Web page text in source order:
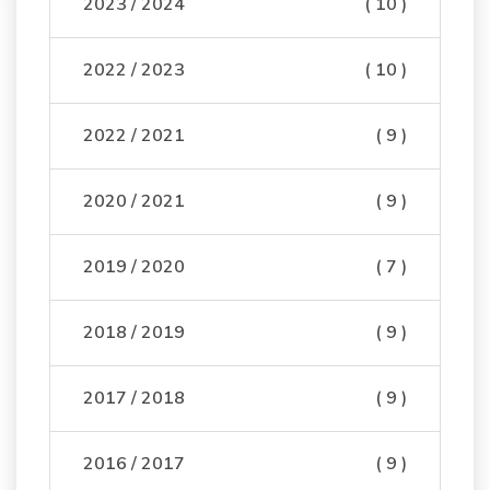
2022 / 2023 ( 10 )
2022 / 2021 ( 9 )
2020 / 2021 ( 9 )
2019 / 2020 ( 7 )
2018 / 2019 ( 9 )
2017 / 2018 ( 9 )
2016 / 2017 ( 9 )